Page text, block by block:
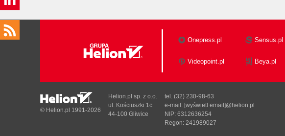
Onepress.pl Sensus.pl
Videopoint.pl Beya.pl
© Helion.pl 1991-2026
Helion.pl sp. z o.o.
ul. Kościuszki 1c
44-100 Gliwice
tel. (32) 230-98-63
e-mail: [wyświetl email]@helion.pl
NIP: 6312636254
Regon: 241989027